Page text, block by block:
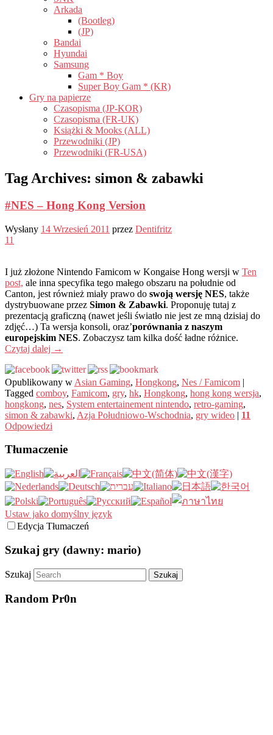
Arkada
(Bootleg)
(JP)
Bandai
Hyundai
Samsung
Gam * Boy
Super Boy Gam * (KR)
Gry na papierze
Czasopisma (JP-KOR)
Czasopisma (FR-UK)
Książki & Mooks (ALL)
Przewodniki (JP)
Przewodniki (FR-USA)
Tag Archives: simon & zabawki
#NES – Hong Kong Version
Wysłany 14 Wrzesień 2011 przez Dentifritz
11
I już złożone Nintendo Famicom w Kongaise Hong wersji w Ten
post, ale inna specyfika tego małego obszaru na południe od
Canton, jest również miały prawo do swoją wersję NES, także
dystrybuowane przez Simon & Zabawki. Proponuję tutaj z
prezentacją graficzną (nawet jeśli światło nie jest ze mną dzisiaj do
zdjęć…) Ta wersja konsoli, oraz’porównania z naszym
europejskim NES. Zobaczysz tam kilka dość ładne różnice.
Czytaj dalej →
Opublikowany w Asian Gaming, Hongkong, Nes / Famicom |
Tagged comboy, Famicom, gry, hk, Hongkong, hong kong wersja,
hongkong, nes, System entertainement nintendo, retro-gaming,
simon & zabawki, Azja Południowo-Wschodnia, gry wideo | 11
Odpowiedzi
Tłumaczenie
Ustaw jako domyślny język
Edycja Tłumaczeń
Szukaj gry (dawny: mario)
Szukaj
Random Pr0n